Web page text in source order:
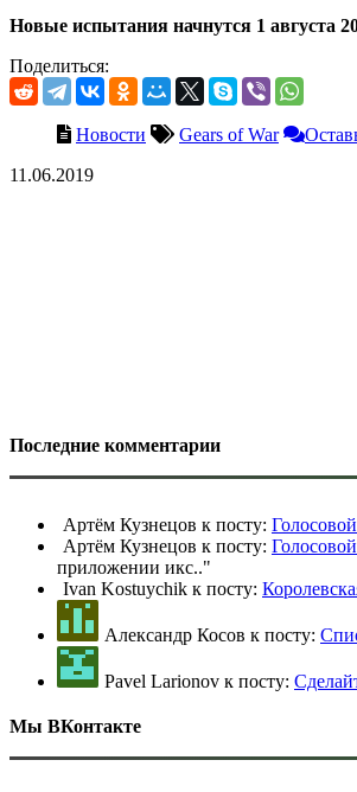
Новые испытания начнутся 1 августа
Поделиться:
Новости Gears of War
11.06.2019
Последние комментарии
Артём Кузнецов к посту:
Артём Кузнецов к посту:
приложении икс.."
Ivan Kostuychik к посту:
Александр Косов к посту:
Pavel Larionov к посту:
Мы ВКонтакте